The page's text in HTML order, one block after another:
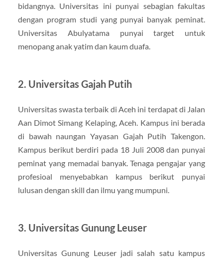
bidangnya. Universitas ini punyai sebagian fakultas
dengan program studi yang punyai banyak peminat.
Universitas Abulyatama punyai target untuk
menopang anak yatim dan kaum duafa.
2. Universitas Gajah Putih
Universitas swasta terbaik di Aceh ini terdapat di Jalan
Aan Dimot Simang Kelaping, Aceh. Kampus ini berada
di bawah naungan Yayasan Gajah Putih Takengon.
Kampus berikut berdiri pada 18 Juli 2008 dan punyai
peminat yang memadai banyak. Tenaga pengajar yang
profesioal menyebabkan kampus berikut punyai
lulusan dengan skill dan ilmu yang mumpuni.
3. Universitas Gunung Leuser
Universitas Gunung Leuser jadi salah satu kampus